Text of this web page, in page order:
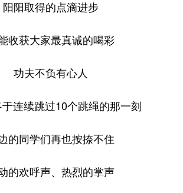
阳阳取得的点滴进步
收获大家最真诚的喝彩
功夫不负有心人
连续跳过10个跳绳的那一刻
的同学们再也按捺不住
的欢呼声、热烈的掌声